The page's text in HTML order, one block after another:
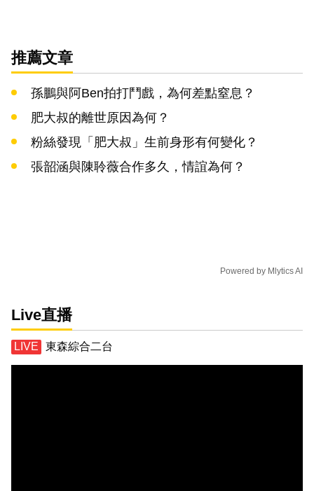
推薦文章
孫鵬與阿Ben拍打鬥戲，為何差點窒息？
肥大叔的離世原因為何？
粉絲發現「肥大叔」生前身形有何變化？
張韶涵與陳聆薇合作多久，情誼為何？
Powered by Mlytics AI
Live直播
東森綜合二台